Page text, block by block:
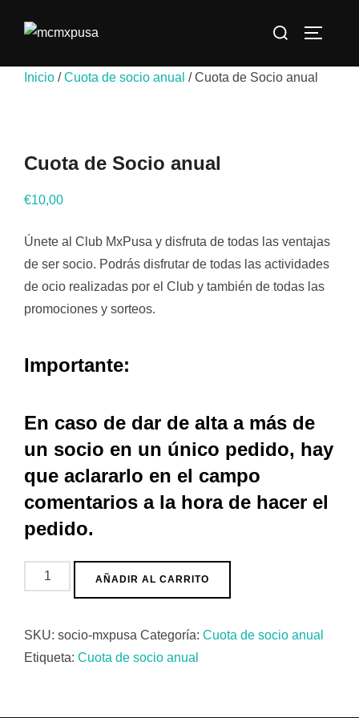
Buscar:
Inicio /Cuota de socio anual / Cuota de Socio anual
Cuota de Socio anual
€10,00
Únete al Club MxPusa y disfruta de todas las ventajas
de ser socio. Podrás disfrutar de todas las actividades
de ocio realizadas por el Club y también de todas las
promociones y sorteos.
Importante:
En caso de dar de alta a más de
un socio en un único pedido, hay
que aclararlo en el campo
comentarios a la hora de hacer el
pedido.
Cuota
de
anual
cantidad
AÑADIR AL CARRITO
SKU: socio-mxpusa Categoría: Cuota de socio anual
Etiqueta: Cuota de socio anual